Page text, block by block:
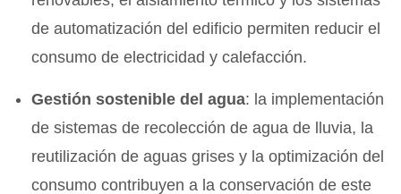
de automatización del edificio permiten reducir el
consumo de electricidad y calefacción.
Gestión sostenible del agua: la implementación
de sistemas de recolección de agua de lluvia, la
reutilización de aguas grises y la optimización del
consumo contribuyen a la conservación de este